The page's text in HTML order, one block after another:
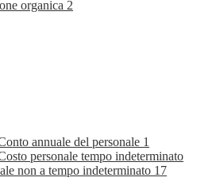
organica 2
annuale del personale 1
personale tempo indeterminato
non a tempo indeterminato 17